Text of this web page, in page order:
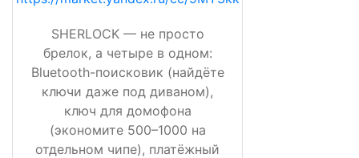
SHERLOCK — не просто
брелок, а четыре в одном:
Bluetooth-поисковик (найдёте
ключи даже под диваном),
ключ для домофона
(экономите 500–1000 на
отдельном чипе), платёжный